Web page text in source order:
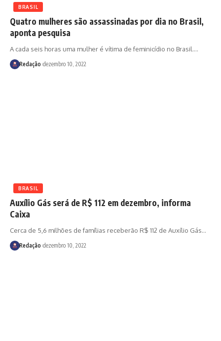
BRASIL
Quatro mulheres são assassinadas por dia no Brasil,
aponta pesquisa
A cada seis horas uma mulher é vítima de feminicídio no Brasil.…
Redação dezembro 10, 2022
BRASIL
Auxílio Gás será de R$ 112 em dezembro, informa
Caixa
Cerca de 5,6 milhões de famílias receberão R$ 112 de Auxílio Gás…
Redação dezembro 10, 2022